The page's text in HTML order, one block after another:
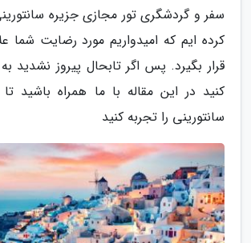
سفر و گردشگری تور مجازی جزیره
کرده ایم که امیدواریم مورد رضایت شما
قرار بگیرد. پس اگر تابحال پیروز نشدید
کنید در این مقاله با ما همراه باشید
سانتورینی را تجربه کنید